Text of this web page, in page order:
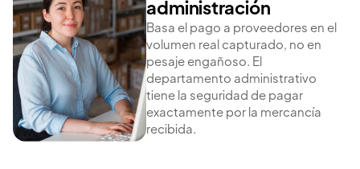
administración
Basa el pago a proveedores en el
volumen real capturado, no en
pesaje engañoso. El
departamento administrativo
tiene la seguridad de pagar
exactamente por la mercancía
recibida.